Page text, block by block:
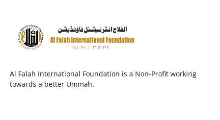
Al Falah International Foundation is a Non-Profit working
towards a better Ummah.